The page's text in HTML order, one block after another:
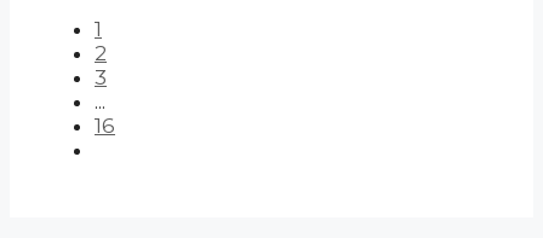
1
2
3
...
16